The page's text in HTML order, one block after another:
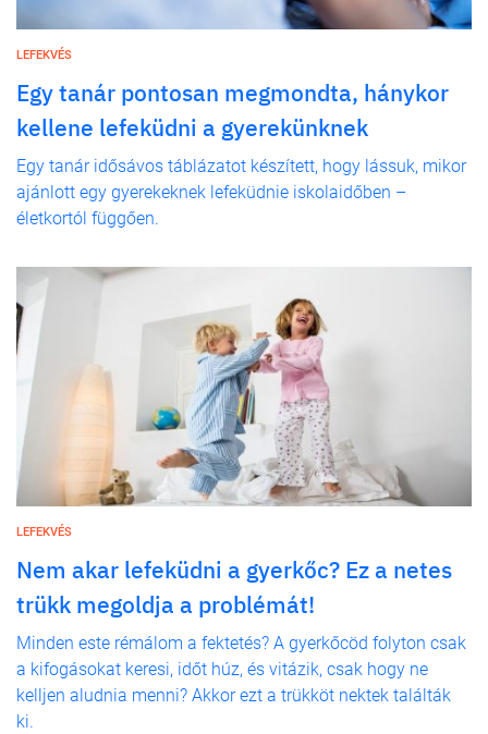
LEFEKVÉS
Egy tanár pontosan megmondta, hánykor
kellene lefeküdni a gyerekünknek
Egy tanár idősávos táblázatot készített, hogy lássuk, mikor
ajánlott egy gyerekeknek lefeküdnie iskolaidőben –
életkortól függően.
LEFEKVÉS
Nem akar lefeküdni a gyerkőc? Ez a netes
trükk megoldja a problémát!
Minden este rémálom a fektetés? A gyerkőcöd folyton csak
a kifogásokat keresi, időt húz, és vitázik, csak hogy ne
kelljen aludnia menni? Akkor ezt a trükköt nektek találták
ki.